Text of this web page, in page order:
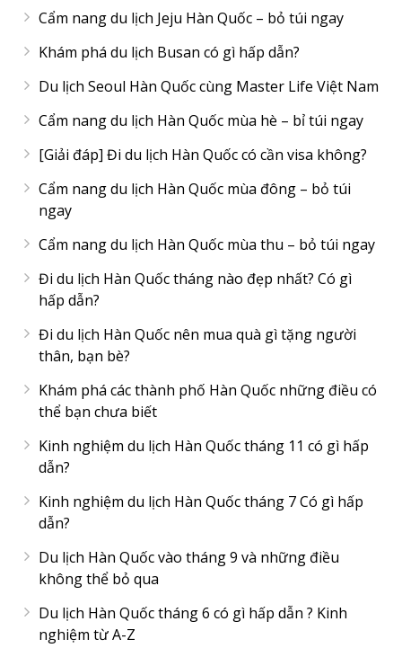
Cẩm nang du lịch Jeju Hàn Quốc – bỏ túi ngay
Khám phá du lịch Busan có gì hấp dẫn?
Du lịch Seoul Hàn Quốc cùng Master Life Việt Nam
Cẩm nang du lịch Hàn Quốc mùa hè – bỉ túi ngay
[Giải đáp] Đi du lịch Hàn Quốc có cần visa không?
Cẩm nang du lịch Hàn Quốc mùa đông – bỏ túi
ngay
Cẩm nang du lịch Hàn Quốc mùa thu – bỏ túi ngay
Đi du lịch Hàn Quốc tháng nào đẹp nhất? Có gì
hấp dẫn?
Đi du lịch Hàn Quốc nên mua quà gì tặng người
thân, bạn bè?
Khám phá các thành phố Hàn Quốc những điều có
thể bạn chưa biết
Kinh nghiệm du lịch Hàn Quốc tháng 11 có gì hấp
dẫn?
Kinh nghiệm du lịch Hàn Quốc tháng 7 Có gì hấp
dẫn?
Du lịch Hàn Quốc vào tháng 9 và những điều
không thể bỏ qua
Du lịch Hàn Quốc tháng 6 có gì hấp dẫn ? Kinh
nghiệm từ A-Z